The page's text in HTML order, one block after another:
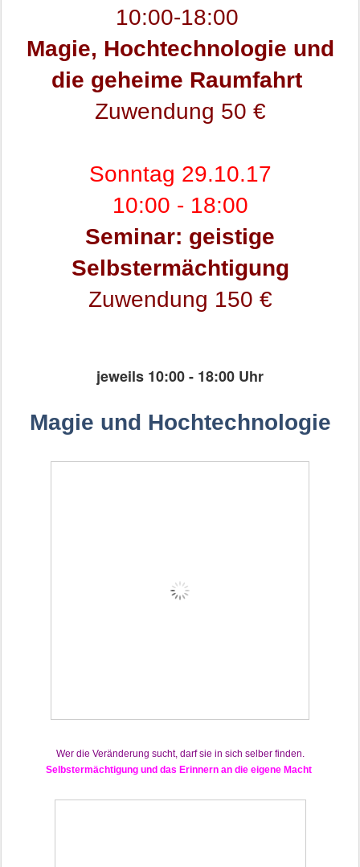
10:00-18:00
Magie, Hochtechnologie und
die geheime Raumfahrt
Zuwendung 50 €
Sonntag 29.10.17
10:00 - 18:00
Seminar: geistige
Selbstermächtigung
Zuwendung 150 €
jeweils 10:00 - 18:00 Uhr
Magie und Hochtechnologie
Wer die Veränderung sucht, darf sie in sich selber finden.
Selbstermächtigung und das Erinnern an die eigene Macht